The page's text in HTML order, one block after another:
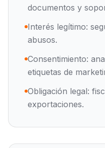
documentos y
Interés legítimo:
abusos.
Consentimiento:
etiquetas de
Obligación legal:
exportaciones.